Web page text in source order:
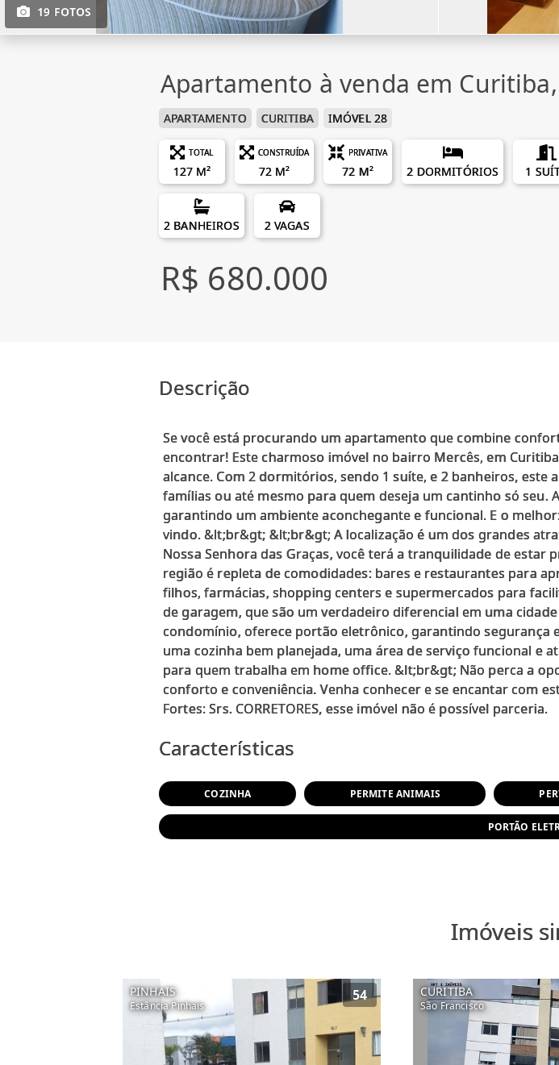
19 FOTOS
Apartamento à venda em
APARTAMENTO CURITIBA IMÓVEL 28
TOTAL
127 M²
CONSTRUÍDA
72 M²
PRIVATIVA
72 M² 2 DORMITÓRIOS 1
2 BANHEIROS 2 VAGAS
R$ 680.000
Descrição
Se você está procurando um apartamento que combine
encontrar! Este charmoso imóvel no bairro Mercês, em
alcance. Com 2 dormitórios, sendo 1 suíte, e 2 banheiros,
famílias ou até mesmo para quem deseja um cantinho só seu.
garantindo um ambiente aconchegante e funcional. E o
vindo. &lt;br&gt; &lt;br&gt; A localização é um dos grandes
Nossa Senhora das Graças, você terá a tranquilidade de estar
região é repleta de comodidades: bares e restaurantes para
filhos, farmácias, shopping centers e supermercados para
de garagem, que são um verdadeiro diferencial em uma
condomínio, oferece portão eletrônico, garantindo
uma cozinha bem planejada, uma área de serviço funcional e
para quem trabalha em home office. &lt;br&gt; Não perca a
conforto e conveniência. Venha conhecer e se encantar com
Características
COZINHA PERMITE ANIMAIS
PORTÃO
Imóveis
PINHAIS
Estância Pinhais
54 CURITIBA
São Francisco